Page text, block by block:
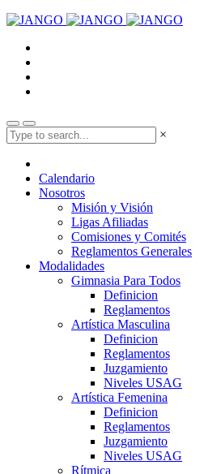
×
Calendario
Nosotros
Misión y Visión
Ligas Afiliadas
Comisiones y Comités
Reglamentos Generales
Modalidades
Gimnasia Para Todos
Definicion
Reglamentos
Artística Masculina
Definicion
Reglamentos
Juzgamiento
Niveles USAG
Artística Femenina
Definicion
Reglamentos
Juzgamiento
Niveles USAG
Rítmica